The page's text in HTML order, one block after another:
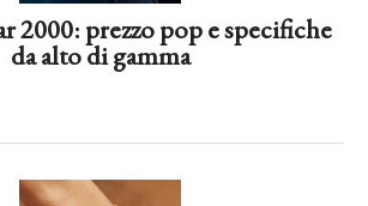
2000: prezzo pop e specifiche
da alto di gamma
per l’estate, la guida